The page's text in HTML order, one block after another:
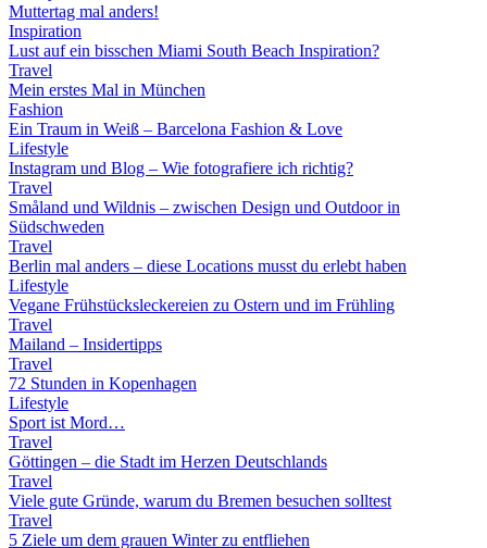
Muttertag mal anders!
Inspiration
Lust auf ein bisschen Miami South Beach Inspiration?
Travel
Mein erstes Mal in München
Fashion
Ein Traum in Weiß – Barcelona Fashion & Love
Lifestyle
Instagram und Blog – Wie fotografiere ich richtig?
Travel
Småland und Wildnis – zwischen Design und Outdoor in
Südschweden
Travel
Berlin mal anders – diese Locations musst du erlebt haben
Lifestyle
Vegane Frühstücksleckereien zu Ostern und im Frühling
Travel
Mailand – Insidertipps
Travel
72 Stunden in Kopenhagen
Lifestyle
Sport ist Mord…
Travel
Göttingen – die Stadt im Herzen Deutschlands
Travel
Viele gute Gründe, warum du Bremen besuchen solltest
Travel
5 Ziele um dem grauen Winter zu entfliehen